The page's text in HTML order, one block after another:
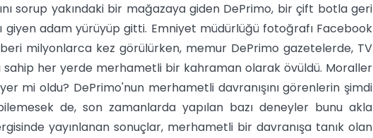
sorup yakındaki bir mağazaya giden DePrimo, bir çift botla geri
giyen adam yürüyüp gitti. Emniyet müdürlüğü fotoğrafı Facebook
milyonlarca kez görülürken, memur DePrimo gazetelerde, TV
sahip her yerde merhametli bir kahraman olarak övüldü. Moraller
mi oldu? DePrimo'nun merhametli davranışını görenlerin şimdi
de, son zamanlarda yapılan bazı deneyler bunu akla
yayınlanan sonuçlar, merhametli bir davranışa tanık olan